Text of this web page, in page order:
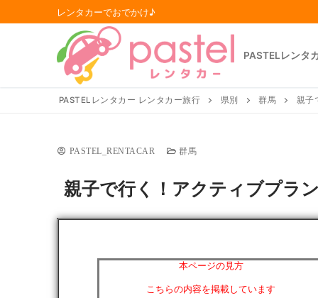
レンタカーでおでかけ♪
PASTELレンタ
PASTELレンタカー レンタカー旅行 県別 群馬 親子
PASTEL_RENTACAR 群馬
親子で行く！アクティブプラ
本ページの見方
こちらの内容を掲載しています